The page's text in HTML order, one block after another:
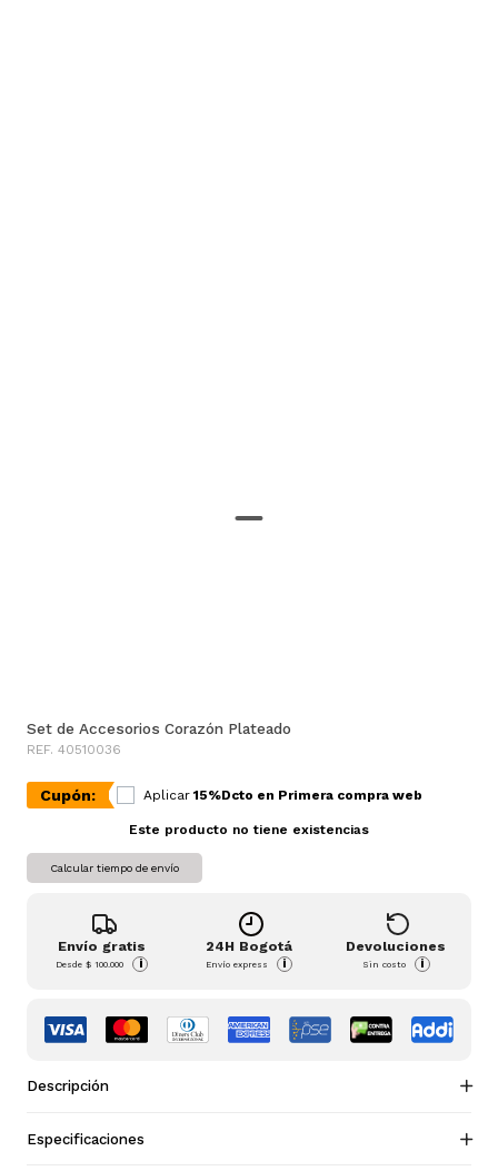
Set de Accesorios Corazón Plateado
REF. 40510036
Cupón: Aplicar 15%Dcto en Primera compra web
Este producto no tiene existencias
Calcular tiempo de envío
Envío gratis
Desde$ 100.000 i
24H Bogotá
Envío express i
Devoluciones
Sin costo i
Descripción
Especificaciones